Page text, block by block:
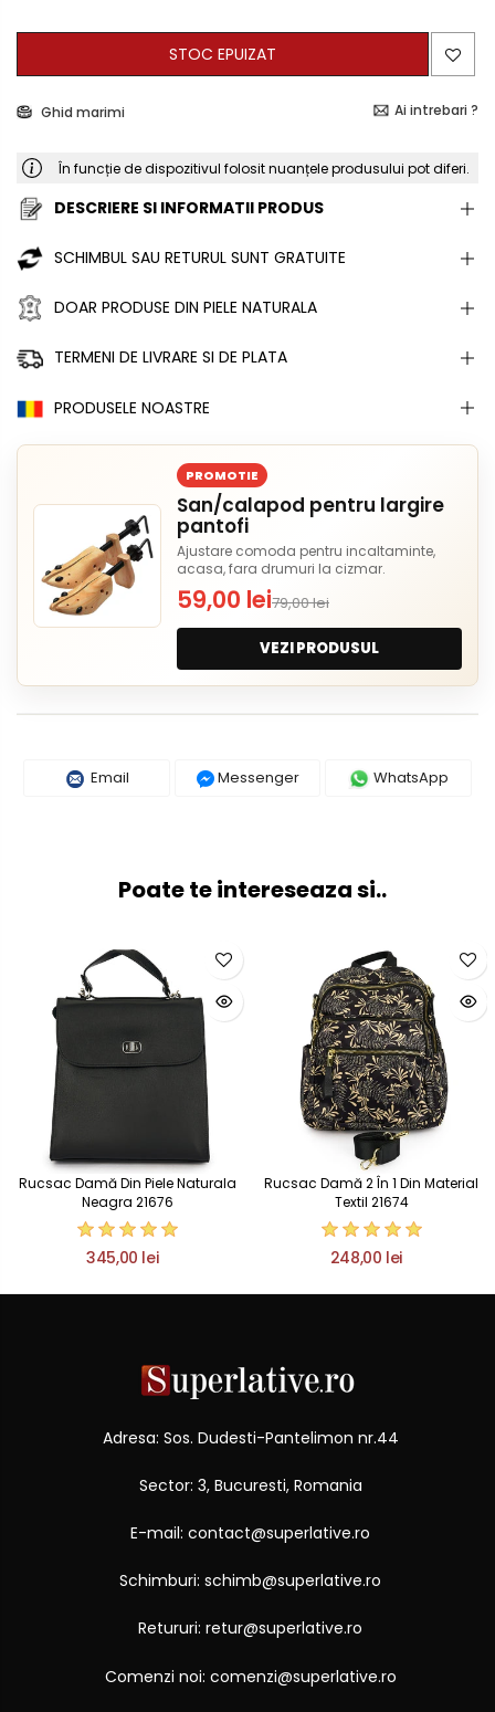
STOC EPUIZAT
Ghid marimi Ai intrebari ?
În funcție de dispozitivul folosit nuanțele produsului pot diferi.
DESCRIERE SI INFORMATII PRODUS
SCHIMBUL SAU RETURUL SUNT GRATUITE
DOAR PRODUSE DIN PIELE NATURALA
TERMENI DE LIVRARE SI DE PLATA
PRODUSELE NOASTRE
PROMOTIE
San/calapod pentru largire
pantofi
Ajustare comoda pentru incaltaminte,
acasa, fara drumuri la cizmar.
59,00 lei79,00 lei
VEZI PRODUSUL
Email Messenger WhatsApp
Poate te intereseaza si..
Rucsac Damă Din Piele Naturala
Neagra 21676
345,00 lei
Rucsac Damă 2 În 1 Din Material
Textil 21674
248,00 lei
Adresa: Sos. Dudesti-Pantelimon nr.44
Sector: 3, Bucuresti, Romania
E-mail: contact@superlative.ro
Schimburi: schimb@superlative.ro
Retururi: retur@superlative.ro
Comenzi noi: comenzi@superlative.ro